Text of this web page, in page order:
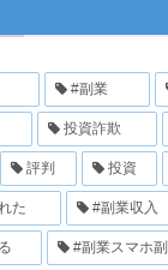
#副業
投資詐欺
評判 投資
た #副業収入
#副業スマホ